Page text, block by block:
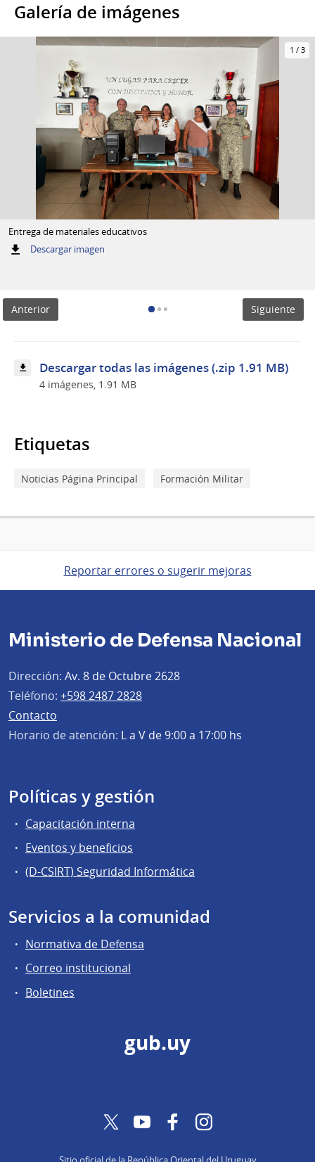
Galería de imágenes
1 / 3
Entrega de materiales educativos
Descargar imagen:
Anterior
Siguiente
Descargar todas las imágenes (.zip 1.91 MB)
4 imágenes, 1.91 MB
Etiquetas
Noticias Página Principal Formación Militar
Reportar errores o sugerir mejoras
Ministerio de Defensa Nacional
Dirección: Av. 8 de Octubre 2628
Teléfono: +598 2487 2828
Contacto
Horario de atención: L a V de 9:00 a 17:00 hs
Políticas y gestión
Capacitación interna
Eventos y beneficios
(D-CSIRT) Seguridad Informática
Servicios a la comunidad
Normativa de Defensa
Correo institucional
Boletines
gub.uy
TwitterYouTubeFacebookInstagram